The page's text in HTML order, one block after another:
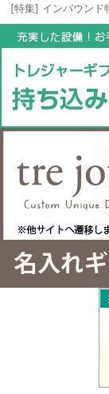
[特集] インバウンド